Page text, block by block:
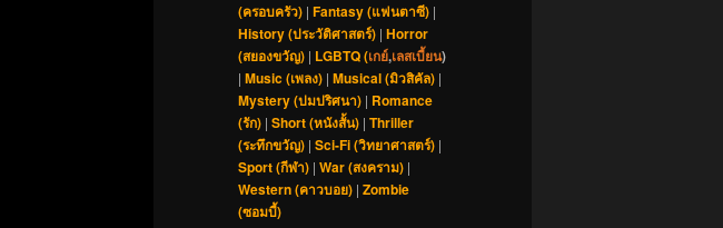
(ครอบครัว) | Fantasy (แฟนตาซี) |
History (ประวัติศาสตร์) | Horror
(สยองขวัญ) | LGBTQ (เกย์,เลสเบี้ยน)
| Music (เพลง) | Musical (มิวสิคัล) |
Mystery (ปมปริศนา) | Romance
(รัก) | Short (หนังสั้น) | Thriller
(ระทึกขวัญ) | Sci-Fi (วิทยาศาสตร์) |
Sport (กีฬา) | War (สงคราม) |
Western (คาวบอย) | Zombie
(ซอมบี้)